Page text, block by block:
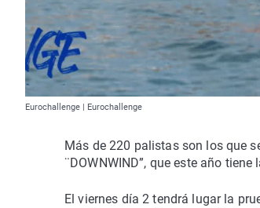
Eurochallenge | Eurochallenge
Más de 220 palistas son los que
¨DOWNWIND”, que este año
El viernes día 2 tendrá lugar la